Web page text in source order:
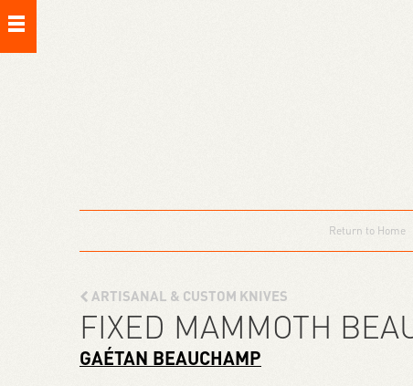
Return to Home
ARTISANAL & CUSTOM KNIVES
FIXED MAMMOTH
GAÉTAN BEAUCHAMP